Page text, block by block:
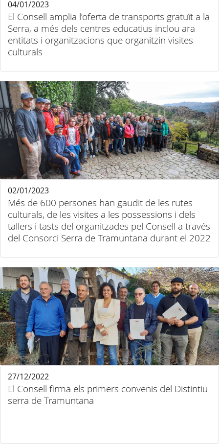
El Consell amplia l’oferta de transports gratuït a la
Serra, a més dels centres educatius inclou ara
entitats i organitzacions que organitzin visites
culturals
04/01/2023
Més de 600 persones han gaudit de les rutes
culturals, de les visites a les possessions i dels
tallers i tasts del organitzades pel Consell a través
del Consorci Serra de Tramuntana durant el 2022
02/01/2023
El Consell firma els primers convenis del Distintiu
serra de Tramuntana
27/12/2022